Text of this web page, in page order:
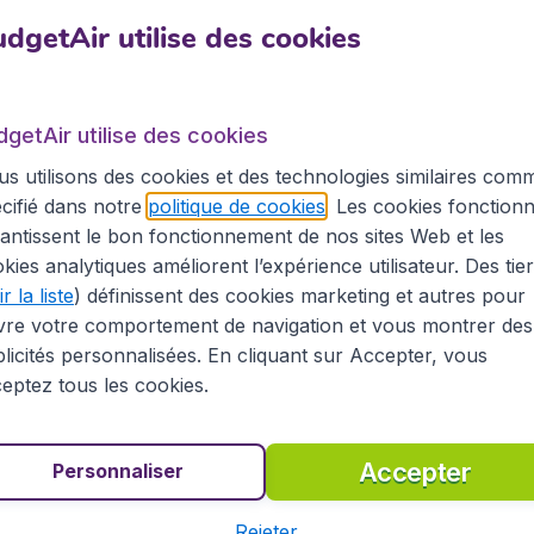
clic sur notre site.
France, il peut être intéressant de rejoindre
Depuis Luxembourg, il est ainsi facile de se rendre à
appelé le Findel, est situé au nord-est de la ville de
avec trois lignes de bus. Il accueille chaque
vers une trentaine de destinations européennes, la
Nice
mondiale, découvrir la culture unique, la
vers une autre destination, BudgetAir vous aidera à
pratiques concernant Nice sur sa page dédiée.
utilise des cookies
utilise des cookies
utilisons des cookies et des technologies similaires
dans notre politique de cookies . Les cookies
le bon fonctionnement de nos sites Web et les
analytiques améliorent l’expérience utilisateur. Des
la liste) définissent des cookies marketing et autres pour
votre comportement de navigation et vous montrer des
personnalisées. En cliquant sur Accepter, vous
tous les cookies.
Accepter
Personnaliser